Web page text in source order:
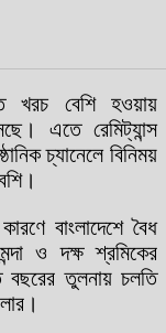
খরচ বেশি হওয়ায়
এতে রেমিট্যান্স
চ্যানেলে বিনিময়
বাংলাদেশে বৈধ
ও দক্ষ শ্রমিকের
বছরের তুলনায় চলতি